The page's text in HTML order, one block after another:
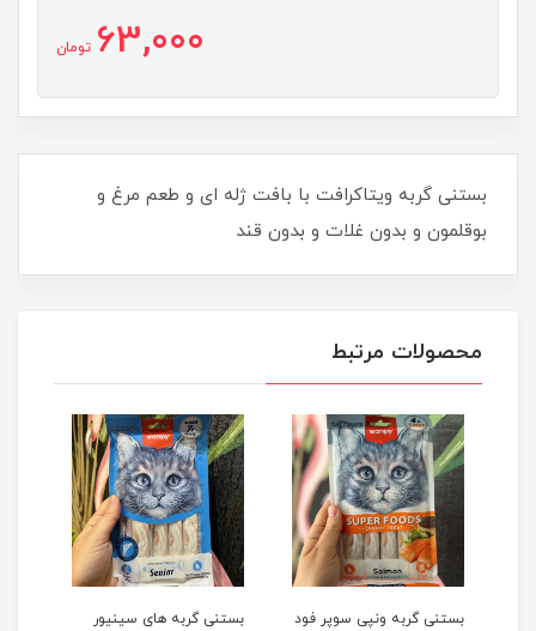
63,000 تومان
بستنی گربه ویتاکرافت با بافت ژله ای و طعم مرغ و
بوقلمون و بدون غلات و بدون قند
محصولات مرتبط
بستنی گربه های سینیور
بستنی گربه های عقیم شده